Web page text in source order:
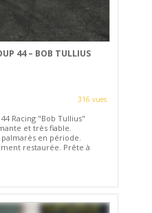
44 – BOB TULLIUS
316 vues
Racing "Bob Tullius"
et très fiable.
en période.
restaurée. Prête à